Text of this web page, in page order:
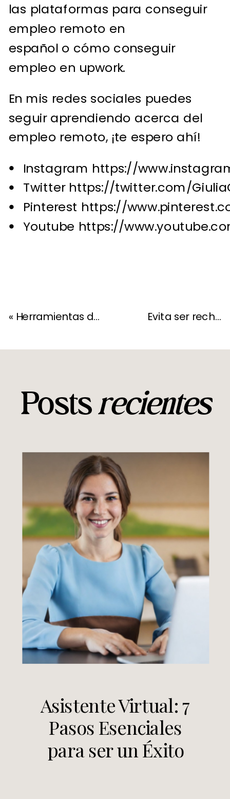
las plataformas para conseguir
empleo remoto en
español o cómo conseguir
empleo en upwork.
En mis redes sociales puedes
seguir aprendiendo acerca del
empleo remoto, ¡te espero ahí!
Instagram https://
Twitter https://twitter.com/
Pinterest https://
Youtube https://
« Herramientas de inteligencia artificial para empleo remoto Evita ser rechazado en Upwork y empieza tu búsqueda de trabajo remoto con el pie derecho
Asistente Virtual: 7
Pasos Esenciales
para ser un Éxito
Postsrecientes